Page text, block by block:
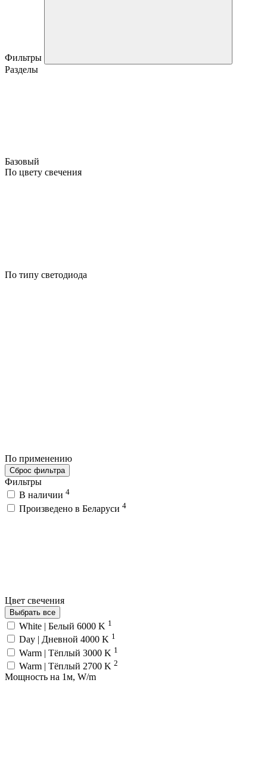
Фильтры
Разделы
Базовый
По цвету свечения
По типу светодиода
По применению
Сброс фильтра
Фильтры
В наличии 4
Произведено в Беларуси 4
Цвет свечения
Выбрать все
White | Белый 6000 K 1
Day | Дневной 4000 K 1
Warm | Тёплый 3000 K 1
Warm | Тёплый 2700 K 2
Мощность на 1м, W/m